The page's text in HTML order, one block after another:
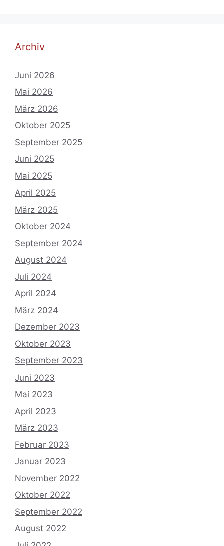
Archiv
Juni 2026
Mai 2026
März 2026
Oktober 2025
September 2025
Juni 2025
Mai 2025
April 2025
März 2025
Oktober 2024
September 2024
August 2024
Juli 2024
April 2024
März 2024
Dezember 2023
Oktober 2023
September 2023
Juni 2023
Mai 2023
April 2023
März 2023
Februar 2023
Januar 2023
November 2022
Oktober 2022
September 2022
August 2022